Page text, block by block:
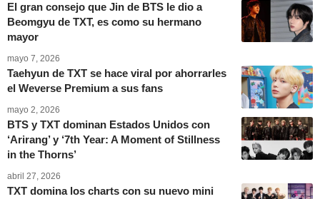
El gran consejo que Jin de BTS le dio a
Beomgyu de TXT, es como su hermano
mayor
mayo 7, 2026
Taehyun de TXT se hace viral por ahorrarles
el Weverse Premium a sus fans
mayo 2, 2026
BTS y TXT dominan Estados Unidos con
‘Arirang’ y ‘7th Year: A Moment of Stillness
in the Thorns’
abril 27, 2026
TXT domina los charts con su nuevo mini